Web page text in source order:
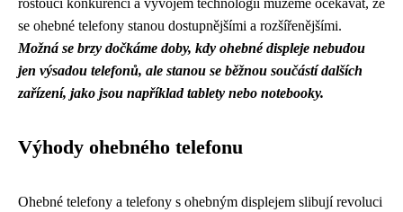
rostoucí konkurencí a vývojem technologií můžeme očekávat, že
se ohebné telefony stanou dostupnějšími a rozšířenějšími.
Možná se brzy dočkáme doby, kdy ohebné displeje nebudou
jen výsadou telefonů, ale stanou se běžnou součástí dalších
zařízení, jako jsou například tablety nebo notebooky.
Výhody ohebného telefonu
Ohebné telefony a telefony s ohebným displejem slibují revoluci